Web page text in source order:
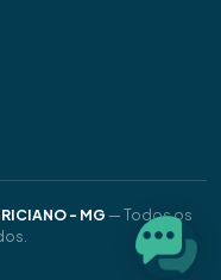
- MG — Todos os